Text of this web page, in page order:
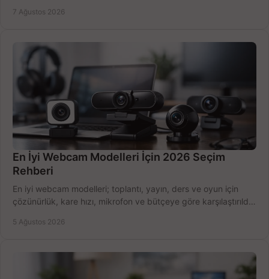
7 Ağustos 2026
En İyi Webcam Modelleri İçin 2026 Seçim
Rehberi
En iyi webcam modelleri; toplantı, yayın, ders ve oyun için
çözünürlük, kare hızı, mikrofon ve bütçeye göre karşılaştırıldı.
5 Ağustos 2026